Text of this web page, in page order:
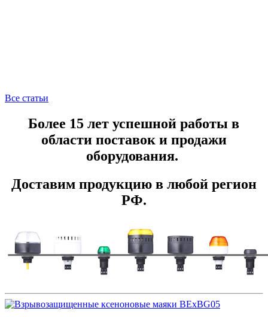
Все статьи
Более 15 лет успешной работы в
области поставок и продажи
оборудования.
Доставим продукцию в любой регион
РФ.